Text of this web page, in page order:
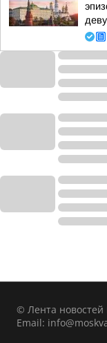
© Лента
Email: